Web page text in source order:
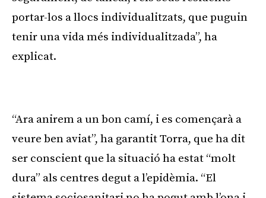
portar-los a llocs individualitzats, que puguin
tenir una vida més individualitzada”, ha
explicat.
“Ara anirem a un bon camí, i es començarà a
veure ben aviat”, ha garantit Torra, que ha dit
ser conscient que la situació ha estat “molt
dura” als centres degut a l’epidèmia. “El